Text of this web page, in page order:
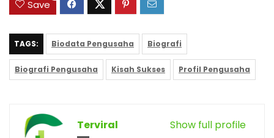
Save
TAGS: Biodata Pengusaha Biografi
Biografi Pengusaha Kisah Sukses Profil Pengusaha
Show full profile
Terviral